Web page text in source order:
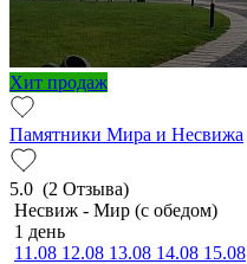
Хит продаж
Памятники Мира и Несвижа
5.0 (2 Отзыва)
Несвиж - Мир (с обедом)
1 день
11.08 12.08 13.08 14.08 15.08